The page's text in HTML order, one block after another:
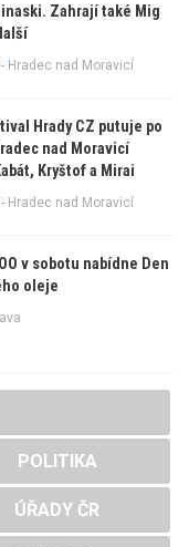
Zahrají také Mig
Hradec nad Moravicí
Hrady CZ putuje po
nad Moravicí
Kryštof a Mirai
Hradec nad Moravicí
v sobotu nabídne Den
oleje
POLITIKA
ÚŘADY ČR